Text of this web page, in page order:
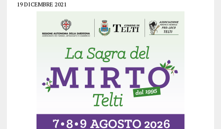
19 DICEMBRE 2021